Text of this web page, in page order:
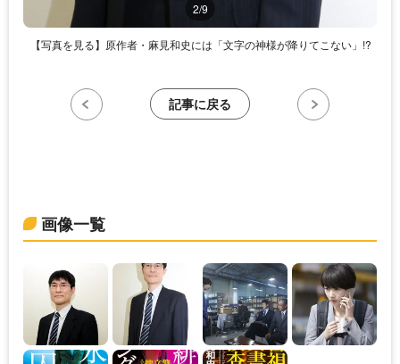
2/9
【写真を見る】原作者・麻見和史には「文字の神様が降りてこない」!?
記事に戻る
画像一覧